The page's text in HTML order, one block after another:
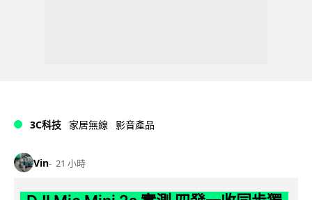
3C科技 家居無線 影音產品
Vin 21 小時